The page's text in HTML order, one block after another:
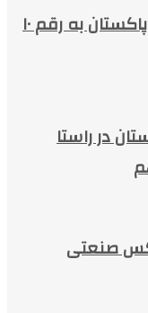
افزایش حجم تجارت بین ایران و پاکستان به رقم ۱۰
در راستا
صنعتی